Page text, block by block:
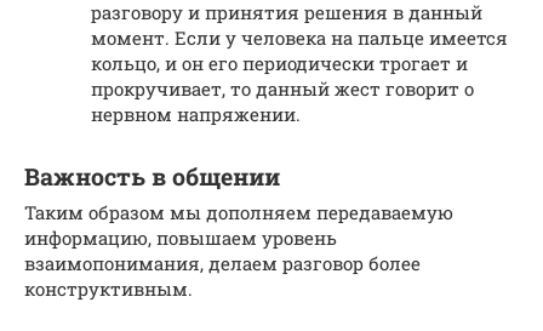
разговору и принятия решения в данный
момент. Если у человека на пальце имеется
кольцо, и он его периодически трогает и
прокручивает, то данный жест говорит о
нервном напряжении.
Важность в общении
Таким образом мы дополняем передаваемую
информацию, повышаем уровень
взаимопонимания, делаем разговор более
конструктивным.